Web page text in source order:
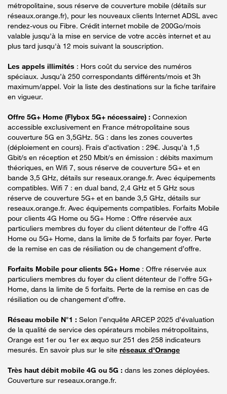
métropolitaine, sous réserve de couverture mobile (détails sur
réseaux.orange.fr), pour les nouveaux clients Internet ADSL avec
rendez-vous ou Fibre. Crédit internet mobile de 200Go/mois
valable jusqu'à la mise en service de votre accès internet et au
plus tard jusqu'à 12 mois suivant la souscription.
Les appels illimités : Hors coût du service des numéros
spéciaux. Jusqu’à 250 correspondants différents/mois et 3h
maximum/appel. Voir la liste des destinations sur la fiche tarifaire
en vigueur.
Offre 5G+ Home (Flybox 5G+ nécessaire) : Connexion
accessible exclusivement en France métropolitaine sous
couverture 5G en 3,5GHz. 5G : dans les zones couvertes
(déploiement en cours). Frais d’activation : 29€. Jusqu’à 1,5
Gbit/s en réception et 250 Mbit/s en émission : débits maximum
théoriques, en Wifi 7, sous réserve de couverture 5G+ et en
bande 3,5 GHz, détails sur reseaux.orange.fr. Avec équipements
compatibles. Wifi 7 : en dual band, 2,4 GHz et 5 GHz sous
réserve de couverture 5G+ et en bande 3,5 GHz, détails sur
reseaux.orange.fr. Avec équipements compatibles. Forfaits Mobile
pour clients 4G Home ou 5G+ Home : Offre réservée aux
particuliers membres du foyer du client détenteur de l'offre 4G
Home ou 5G+ Home, dans la limite de 5 forfaits par foyer. Perte
de la remise en cas de résiliation ou de changement d’offre.
Forfaits Mobile pour clients 5G+ Home : Offre réservée aux
particuliers membres du foyer du client détenteur de l'offre 5G+
Home, dans la limite de 5 forfaits. Perte de la remise en cas de
résiliation ou de changement d’offre.
Réseau mobile N°1 : Selon l’enquête ARCEP 2025 d’évaluation
de la qualité de service des opérateurs mobiles métropolitains,
Orange est 1er ou 1er ex æquo sur 251 des 258 indicateurs
mesurés. En savoir plus sur le site réseaux d'Orange
Très haut débit mobile 4G ou 5G : dans les zones déployées.
Couverture sur reseaux.orange.fr.